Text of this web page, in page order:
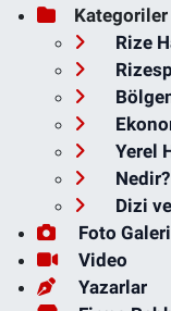
Kategoriler
Rize
Yerel
Dizi
Foto Galeri
Video
Yazarlar